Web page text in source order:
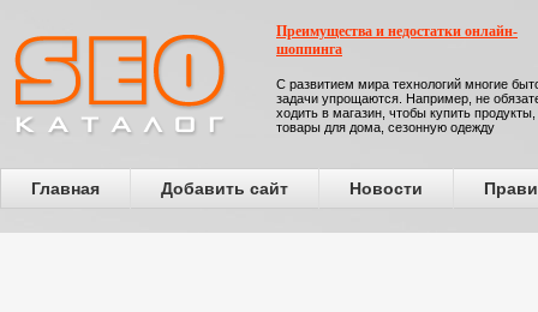
Преимущества и недостатки онлайн-
шоппинга
С развитием мира технологий многие
задачи упрощаются. Например, не
ходить в магазин, чтобы купить продукты,
товары для дома, сезонную одежду
Главная Добавить сайт Новости